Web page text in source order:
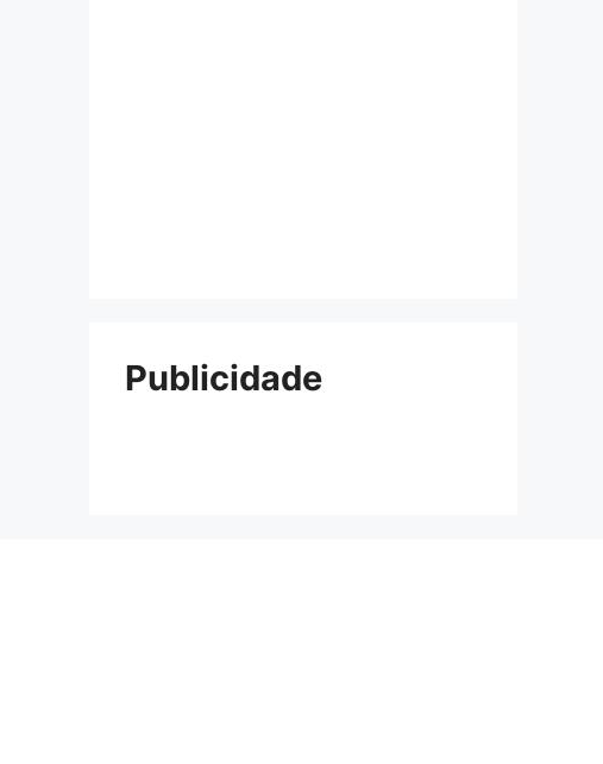
Publicidade